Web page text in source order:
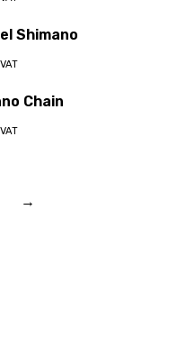
Shimano
Chain
→